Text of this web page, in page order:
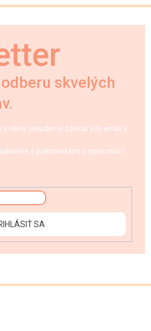
skvelých
a nikdy nebudeme zdieľať Váš email s
s podmienkami o spracovaní
SA